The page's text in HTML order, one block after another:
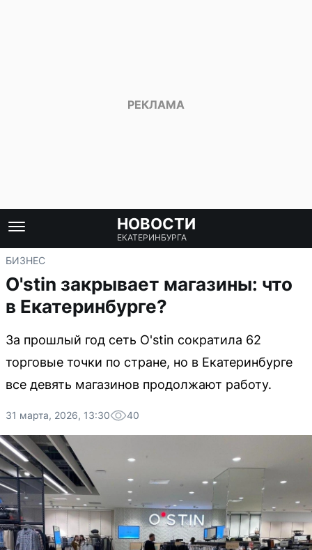
НОВОСТИ
ЕКАТЕРИНБУРГА
БИЗНЕС
O'stin закрывает магазины: что
в Екатеринбурге?
За прошлый год сеть O'stin сократила 62
торговые точки по стране, но в Екатеринбурге
все девять магазинов продолжают работу.
31 марта, 2026, 13:30 40